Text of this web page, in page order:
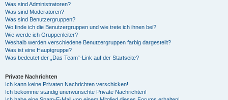
Was sind Administratoren?
Was sind Moderatoren?
Was sind Benutzergruppen?
Wo finde ich die Benutzergruppen und wie trete ich ihnen bei?
Wie werde ich Gruppenleiter?
Weshalb werden verschiedene Benutzergruppen farbig dargestellt?
Was ist eine Hauptgruppe?
Was bedeutet der „Das Team“-Link auf der Startseite?
Private Nachrichten
Ich kann keine Privaten Nachrichten verschicken!
Ich bekomme ständig unerwünschte Private Nachrichten!